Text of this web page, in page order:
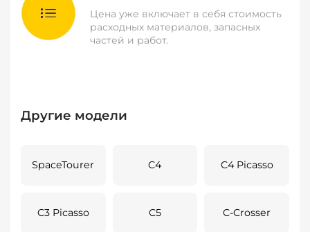
Цена уже включает в себя стоимость
расходных материалов, запасных
частей и работ.
Другие модели
SpaceTourer C4 C4 Picasso
C3 Picasso C5 C-Crosser